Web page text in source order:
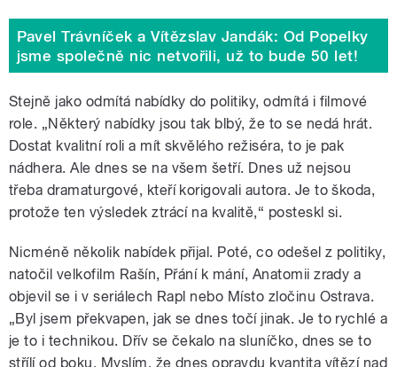
Pavel Trávníček a Vítězslav Jandák: Od Popelky
jsme společně nic netvořili, už to bude 50 let!
Stejně jako odmítá nabídky do politiky, odmítá i filmové
role. „Některý nabídky jsou tak blbý, že to se nedá hrát.
Dostat kvalitní roli a mít skvělého režiséra, to je pak
nádhera. Ale dnes se na všem šetří. Dnes už nejsou
třeba dramaturgové, kteří korigovali autora. Je to škoda,
protože ten výsledek ztrácí na kvalitě,“ posteskl si.
Nicméně několik nabídek přijal. Poté, co odešel z politiky,
natočil velkofilm Rašín, Přání k mání, Anatomii zrady a
objevil se i v seriálech Rapl nebo Místo zločinu Ostrava.
„Byl jsem překvapen, jak se dnes točí jinak. Je to rychlé a
je to i technikou. Dřív se čekalo na sluníčko, dnes se to
střílí od boku. Myslím, že dnes opravdu kvantita vítězí nad